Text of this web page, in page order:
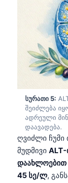
სურათი 5:
შეიძლება
ადრეული
დაავადება.
ღვიძლი ჩუმი
მუდმივი ALT-
დაახლოებით
45 სე/ლ,
Հայերեն
Íslenska
Српски
Svenska
Bosanski
Eesti
日本語
Čeština
Русский